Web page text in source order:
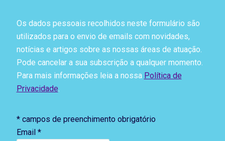
Os dados pessoais recolhidos neste formulário são
utilizados para o envio de emails com novidades,
notícias e artigos sobre as nossas áreas de atuação.
Pode cancelar a sua subscrição a qualquer momento.
Para mais informações leia a nossa Política de
Privacidade.
*campos de preenchimento obrigatório
Email *